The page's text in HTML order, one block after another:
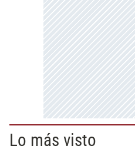
Lo más visto